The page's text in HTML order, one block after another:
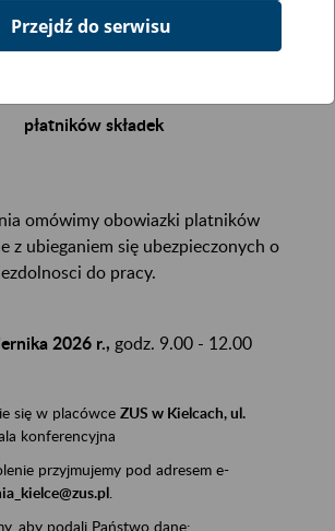
Państwa na bezpłatne szkolenie
płatników składek
omówimy obowiazki platników
z ubieganiem się ubezpieczonych o
do pracy.
2026 r., godz. 9.00 - 12.00
się w placówce ZUS w Kielcach, ul.
konferencyjna
przyjmujemy pod adresem e-
aby podali Państwo dane:
Przejdź do serwisu